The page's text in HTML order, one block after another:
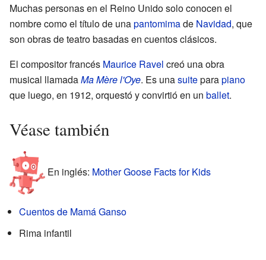
Muchas personas en el Reino Unido solo conocen el
nombre como el título de unapantomimade Navidad, que
son obras de teatro basadas en cuentos clásicos.
El compositor francés Maurice Ravel creó una obra
musical llamadaMa Mère l'Oye. Es unasuiteparapiano
que luego, en 1912, orquestó y convirtió en un ballet.
Véase también
En inglés: Mother Goose Facts for Kids
Cuentos de Mamá Ganso
Rima infantil